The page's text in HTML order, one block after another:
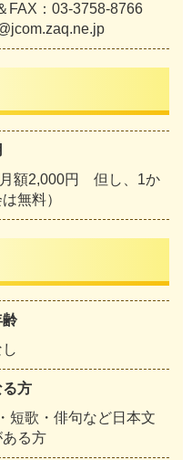
：03-3758-8766
額2,000円 但し、1か
無料）
齢
方
短歌・俳句など日本文
る方